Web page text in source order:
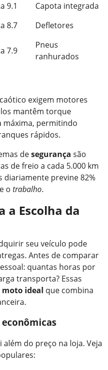
9.1
Capota integrada
8.7 Defletores
7.9
Pneus
ranhurados
exigem motores
mantêm torque
máxima, permitindo
rápidos.
desegurança são
de freio a cada 5.000 km
diariamente previne 82%
o trabalho.
a Escolha da
seu veículo pode
Antes de comparar
quantas horas por
transporta? Essas
moto ideal que combina
além do preço na loja. Veja